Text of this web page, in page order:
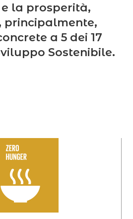
la prosperità,
principalmente,
a 5 dei 17
Sostenibile.